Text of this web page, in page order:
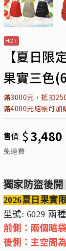
【夏日限
果實三色
滿3000元，抵扣
滿4000元結帳可加
售價 $3,480
免運費
獨家防盜後
2026夏日果實
型號: 6029 兩
前側：兩個暗
後側：主空間